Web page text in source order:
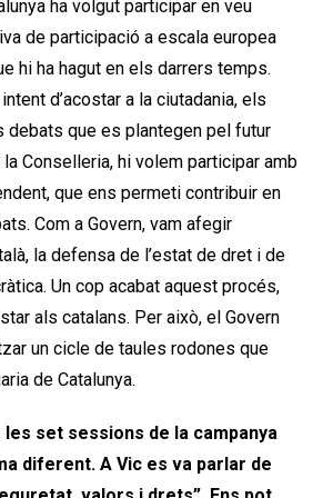
ha volgut participar en veu
de participació a escala europea
hi ha hagut en els darrers temps.
d’acostar a la ciutadania, els
debats que es plantegen pel futur
la Conselleria, hi volem participar amb
que ens permeti contribuir en
Com a Govern, vam afegir
la defensa de l’estat de dret i de
Un cop acabat aquest procés,
als catalans. Per això, el Govern
un cicle de taules rodones que
de Catalunya.
les set sessions de la campanya
diferent. A Vic es va parlar de